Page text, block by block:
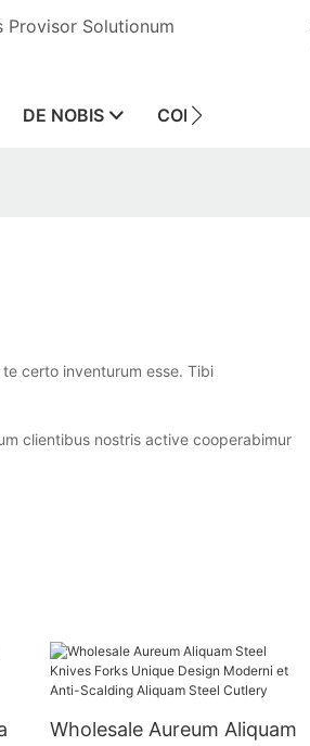
Provisor Solutionum
DE NOBIS CONTACT US
certo inventurum esse. Tibi
clientibus nostris active cooperabimur
Wholesale Aureum Aliquam